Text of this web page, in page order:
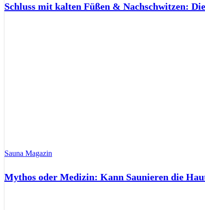
Schluss mit kalten Füßen & Nachschwitzen:
Sauna Magazin
Mythos oder Medizin: Kann Saunieren die